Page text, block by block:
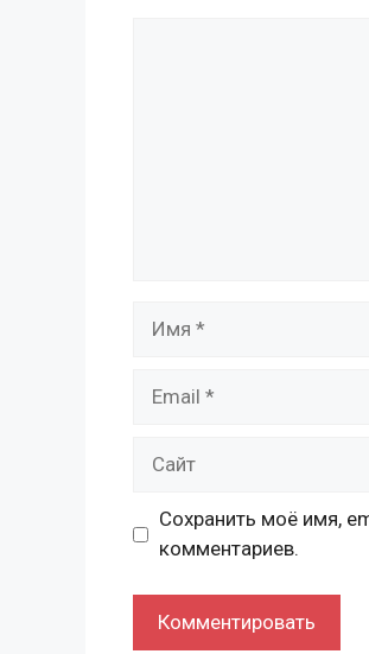
Сохранить моё имя,
комментариев.